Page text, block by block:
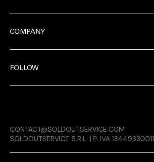
RELEASE
COMPANY
FOLLOW
CONTACT@SOLDOUTSERVICE.COM
SOLDOUTSERVICE S.R.L. | P. IVA 13449330011